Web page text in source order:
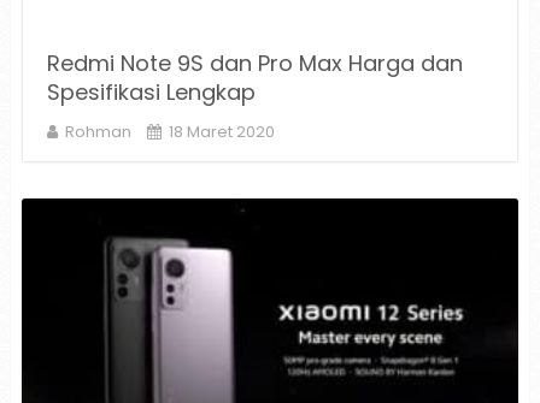
Redmi Note 9S dan Pro Max Harga dan
Spesifikasi Lengkap
Rohman 18 Maret 2020